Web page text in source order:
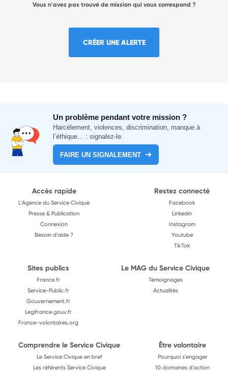
Vous n'avez pas trouvé de mission qui vous correspond ?
CRÉER UNE ALERTE
Un problème pendant votre mission ?
Harcèlement, violences, discrimination, manque à
l’éthique... : signalez-le.
FAIRE UN SIGNALEMENT
Accès rapide
L'Agence du Service Civique
Presse & Publication
Connexion
Besoin d'aide ?
Restez connecté
Facebook
Linkedin
Instagram
Youtube
TikTok
Sites publics
France.fr
Service-Public.fr
Gouvernement.fr
Legifrance.gouv.fr
France-volontaires.org
Le MAG du Service Civique
Témoignages
Actualités
Comprendre le Service Civique
Le Service Civique en bref
Les référents Service Civique
Être volontaire
Pourquoi s'engager
10 domaines d'action